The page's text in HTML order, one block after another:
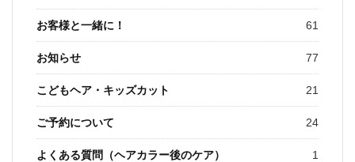
お客様と一緒に！ 61
お知らせ 77
こどもヘア・キッズカット 21
ご予約について 24
よくある質問（ヘアカラー後のケア） 1